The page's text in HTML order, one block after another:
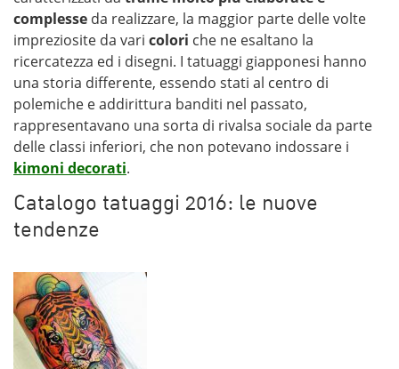
complesse da realizzare, la maggior parte delle volte
impreziosite da vari colori che ne esaltano la
ricercatezza ed i disegni. I tatuaggi giapponesi hanno
una storia differente, essendo stati al centro di
polemiche e addirittura banditi nel passato,
rappresentavano una sorta di rivalsa sociale da parte
delle classi inferiori, che non potevano indossare i
kimoni decorati.
Catalogo tatuaggi 2016: le nuove
tendenze